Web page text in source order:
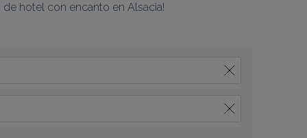
hotel con encanto en Alsacia!